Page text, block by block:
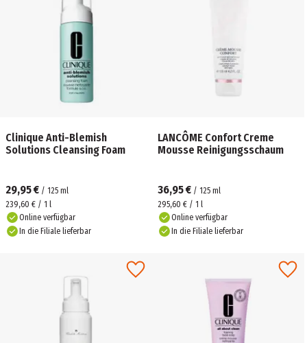
Clinique Anti-Blemish
Solutions Cleansing Foam
29,95 € / 125 ml
239,60 € / 1 l
Online verfügbar
In die Filiale lieferbar
LANCÔME Confort Creme
Mousse Reinigungsschaum
36,95 € / 125 ml
295,60 € / 1 l
Online verfügbar
In die Filiale lieferbar